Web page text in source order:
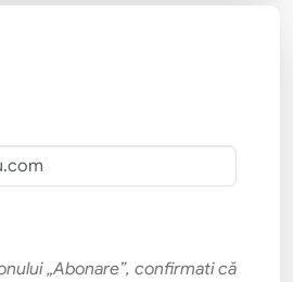
„Abonare”, confirmati că